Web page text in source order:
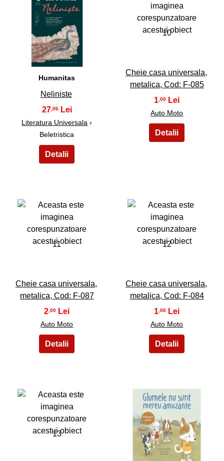
9
Humanitas
Neliniste
27,06
Literatura Universala ›
Beletristica
10
Cheie casa universala,
metalica, Cod: F-085
1 ,00
Auto Moto
11
Cheie casa universala,
metalica, Cod: F-087
2,00
Auto Moto
12
Cheie casa universala,
metalica, Cod: F-084
1,00
Auto Moto
13 14